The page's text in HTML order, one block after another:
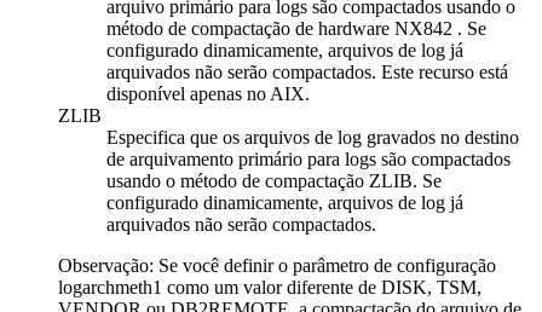
arquivo primário para logs são compactados usando o
método de compactação de hardware NX842 . Se
configurado dinamicamente, arquivos de log já
arquivados não serão compactados. Este recurso está
disponível apenas no AIX.
ZLIB
Especifica que os arquivos de log gravados no destino
de arquivamento primário para logs são compactados
usando o método de compactação ZLIB. Se
configurado dinamicamente, arquivos de log já
arquivados não serão compactados.
Observação: Se você definir o parâmetro de configuração
logarchmeth1 como um valor diferente de DISK, TSM,